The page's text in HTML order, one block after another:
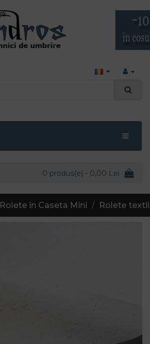
0 produs(e) - 0,00 Lei
Rolete in Caseta Mini Rolete